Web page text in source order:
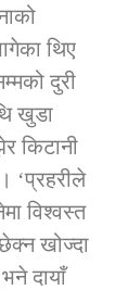
थिए
दुरी
खुडा
किटानी
‘प्रहरीले
विश्वस्त
खोज्दा
दायाँ